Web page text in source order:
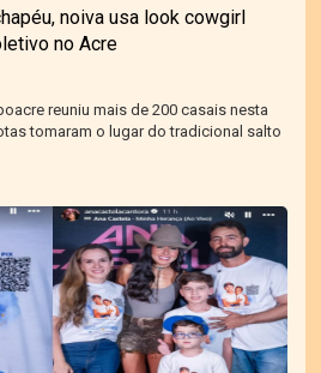
noiva usa look cowgirl
no Acre
reuniu mais de 200 casais nesta
tomaram o lugar do tradicional salto